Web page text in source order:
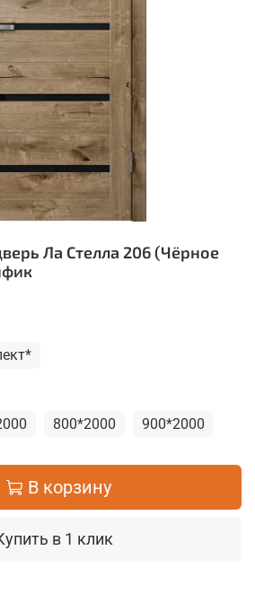
Ла Стелла 206 (Чёрное
800*2000 900*2000
В корзину
в 1 клик